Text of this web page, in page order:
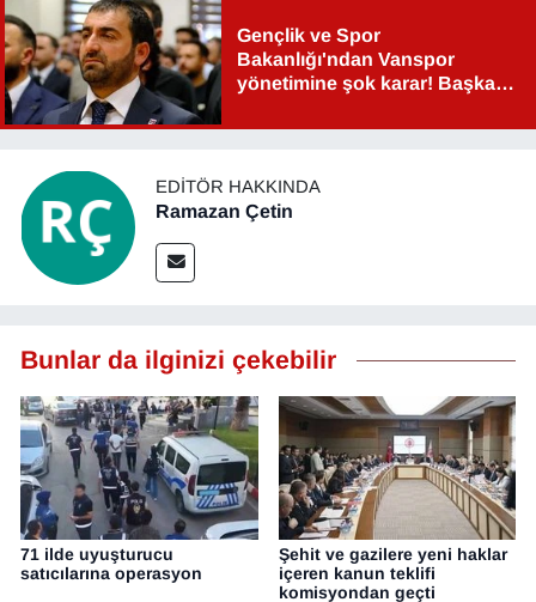
Gençlik ve Spor
Bakanlığı'ndan Vanspor
yönetimine şok karar! Başkan
EDITÖR HAKKINDA
Ramazan Çetin
Bunlar da ilginizi çekebilir
71 ilde uyuşturucu
satıcılarına operasyon
Şehit ve gazilere yeni haklar
içeren kanun teklifi
komisyondan geçti